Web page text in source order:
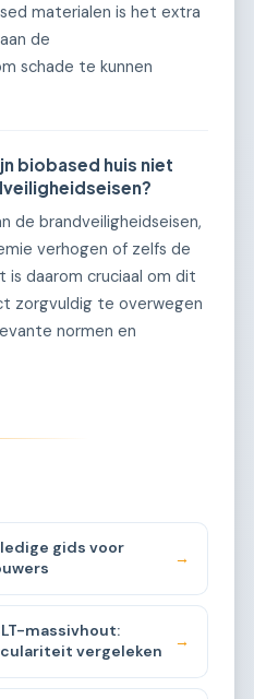
materialen is het extra
de
schade te kunnen
biobased huis niet
de brandveiligheidseisen,
verhogen of zelfs de
is daarom cruciaal om dit
zorgvuldig te overwegen
normen en
gids voor
→
massivhout:
vergeleken
→